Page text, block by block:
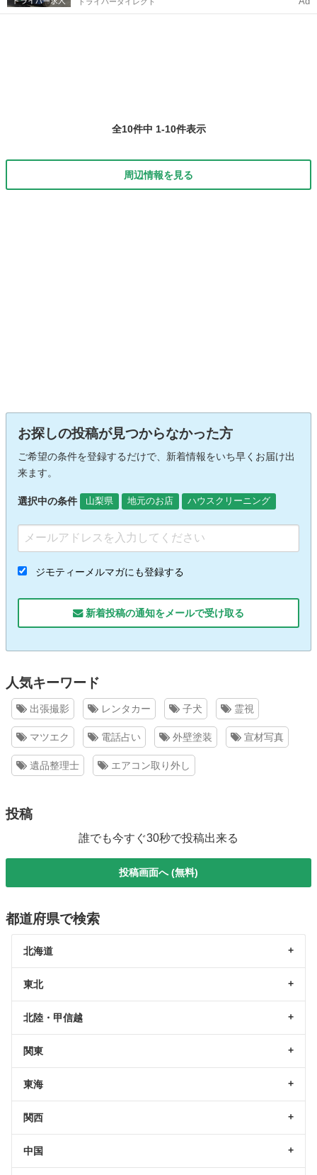
全10件中 1-10件表示
周辺情報を見る
お探しの投稿が見つからなかった方
ご希望の条件を登録するだけで、新着情報をいち早くお届け出
来ます。
選択中の条件 山梨県 地元のお店 ハウスクリーニング
ジモティーメルマガにも登録する
新着投稿の通知をメールで受け取る
人気キーワード
出張撮影 レンタカー 子犬 霊視
マツエク 電話占い 外壁塗装 宣材写真
遺品整理士 エアコン取り外し
投稿
誰でも今すぐ30秒で投稿出来る
投稿画面へ (無料)
都道府県で検索
北海道
東北
北陸・甲信越
関東
東海
関西
中国